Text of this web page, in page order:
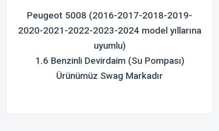
Peugeot 5008 (2016-2017-2018-2019-
2020-2021-2022-2023-2024 model yıllarına
uyumlu)
1.6 Benzinli Devirdaim (Su Pompası)
Ürünümüz Swag Markadır